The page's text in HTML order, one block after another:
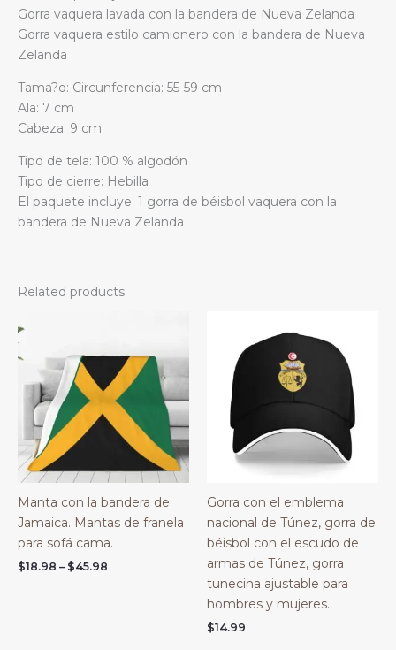
Gorra vaquera lavada con la bandera de Nueva Zelanda
Gorra vaquera estilo camionero con la bandera de Nueva
Zelanda
Tama?o: Circunferencia: 55-59 cm
Ala: 7 cm
Cabeza: 9 cm
Tipo de tela: 100 % algodón
Tipo de cierre: Hebilla
El paquete incluye: 1 gorra de béisbol vaquera con la
bandera de Nueva Zelanda
Related products
Manta con la bandera de
Jamaica. Mantas de franela
para sofá cama.
$18.98 – $45.98
Gorra con el emblema
nacional de Túnez, gorra de
béisbol con el escudo de
armas de Túnez, gorra
tunecina ajustable para
hombres y mujeres.
$14.99